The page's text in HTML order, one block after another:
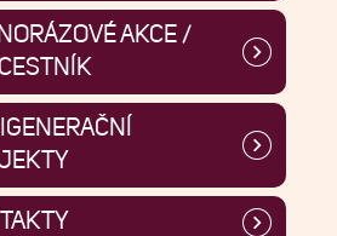
AKCE /